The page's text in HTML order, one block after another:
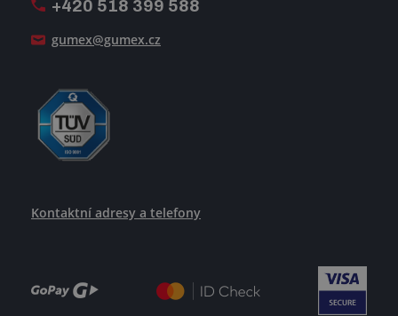
+420 518 399 588
gumex@gumex.cz
Kontaktní adresy a telefony